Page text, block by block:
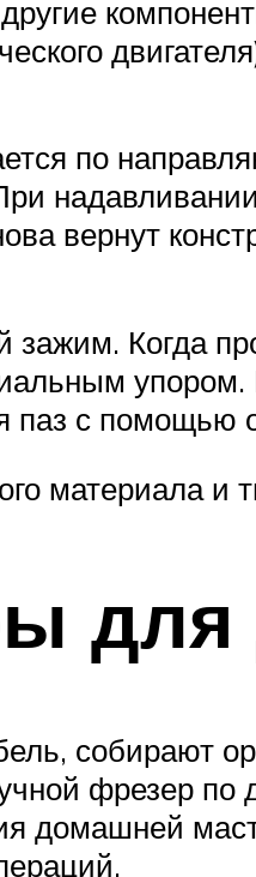
по
надавливании
вернут
Когда
паз с помощью
материала и
собирают
фрезер по
домашней